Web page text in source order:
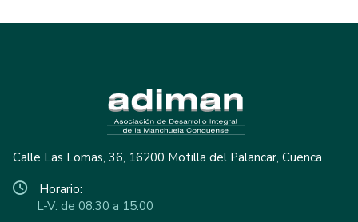
Calle Las Lomas, 36, 16200 Motilla del Palancar, Cuenca
Horario:
L-V: de 08:30 a 15:00